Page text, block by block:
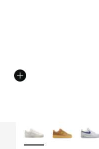
Plus de couleurs